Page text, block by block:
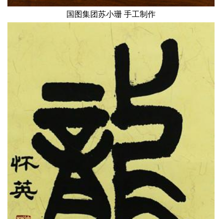
国图集团苏小珊 手工制作